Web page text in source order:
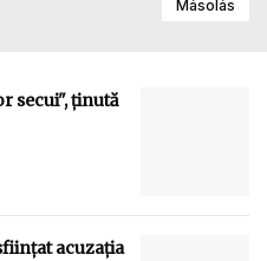
Másolás
secui", ţinută
acuzaţia